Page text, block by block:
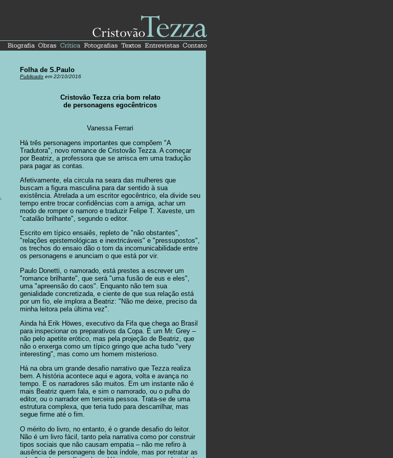
Folha de S.Paulo
Publicado em 22/10/2016
Cristovão Tezza cria bom relato
de personagens egocêntricos
Vanessa Ferrari
Há três personagens importantes que compõem "A
Tradutora", novo romance de Cristovão Tezza. A começar
por Beatriz, a professora que se arrisca em uma tradução
para pagar as contas.
Afetivamente, ela circula na seara das mulheres que
buscam a figura masculina para dar sentido à sua
existência. Atrelada a um escritor egocêntrico, ela divide seu
tempo entre trocar confidências com a amiga, achar um
modo de romper o namoro e traduzir Felipe T. Xaveste, um
"catalão brilhante", segundo o editor.
Escrito em típico ensaiês, repleto de "não obstantes",
"relações epistemológicas e inextricáveis" e "pressupostos",
os trechos do ensaio dão o tom da incomunicabilidade entre
os personagens e anunciam o que está por vir.
Paulo Donetti, o namorado, está prestes a escrever um
"romance brilhante", que será "uma fusão de eus e eles",
uma "apreensão do caos". Enquanto não tem sua
genialidade concretizada, e ciente de que sua relação está
por um fio, ele implora a Beatriz: "Não me deixe, preciso da
minha leitora pela última vez".
Ainda há Erik Höwes, executivo da Fifa que chega ao Brasil
para inspecionar os preparativos da Copa. É um Mr. Grey –
não pelo apetite erótico, mas pela projeção de Beatriz, que
não o enxerga como um típico gringo que acha tudo "very
interesting", mas como um homem misterioso.
Há na obra um grande desafio narrativo que Tezza realiza
bem. A história acontece aqui e agora, volta e avança no
tempo. E os narradores são muitos. Em um instante não é
mais Beatriz quem fala, e sim o namorado, ou o pulha do
editor, ou o narrador em terceira pessoa. Trata-se de uma
estrutura complexa, que teria tudo para descarrilhar, mas
segue firme até o fim.
O mérito do livro, no entanto, é o grande desafio do leitor.
Não é um livro fácil, tanto pela narrativa como por construir
tipos sociais que não causam empatia – não me refiro à
ausência de personagens de boa índole, mas por retratar as